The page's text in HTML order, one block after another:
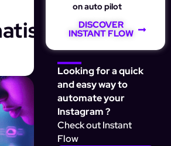
on auto pilot
DISCOVER
INSTANT FLOW
Looking for a quick
and easy way to
automate your
Instagram ?
Check out Instant
Flow